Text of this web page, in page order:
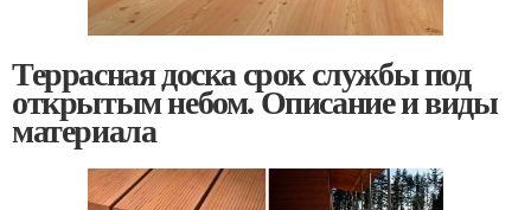
Террасная доска срок службы под
открытым небом. Описание и виды
материала